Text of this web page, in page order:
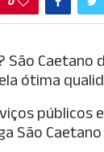
Caetano
ótima
públicos
São Caetano